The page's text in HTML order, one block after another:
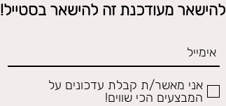
להישאר מעודכנת זה להישאר בסטייל!
אני מאשר/ת קבלת עדכונים על
המבצעים הכי שווים!